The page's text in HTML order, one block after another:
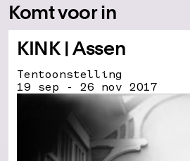
Komt voor in
KINK | Assen
Tentoonstelling
19 sep - 26 nov 2017